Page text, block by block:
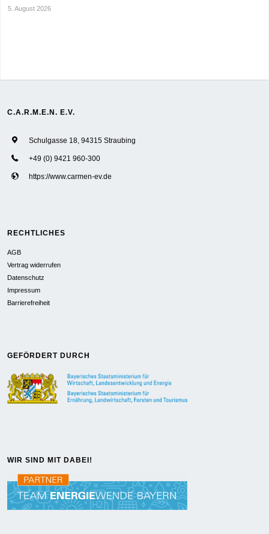
5. August 2026
C.A.R.M.E.N. E.V.
Schulgasse 18, 94315 Straubing
+49 (0) 9421 960-300
https://www.carmen-ev.de
RECHTLICHES
AGB
Vertrag widerrufen
Datenschutz
Impressum
Barrierefreiheit
GEFÖRDERT DURCH
WIR SIND MIT DABEI!